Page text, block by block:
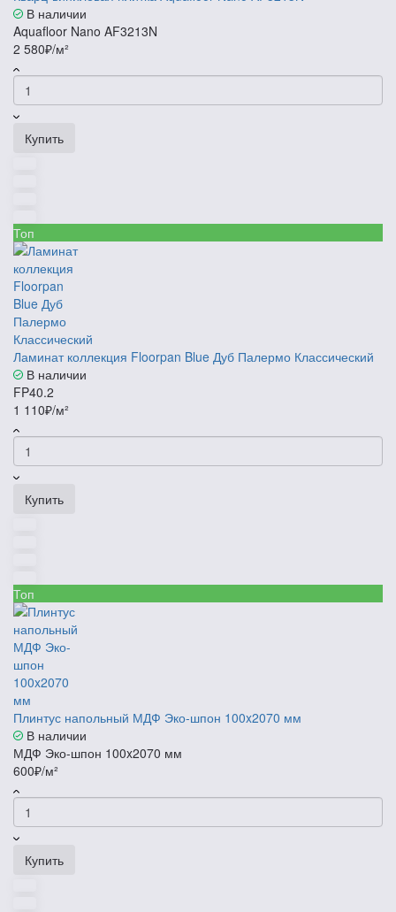
В наличии
Aquafloor Nano AF3213N
2 580₽/м²
Купить
Топ
Ламинат коллекция Floorpan Blue Дуб Палермо Классический
В наличии
FP40.2
1 110₽/м²
Купить
Топ
Плинтус напольный МДФ Эко-шпон 100x2070 мм
В наличии
МДФ Эко-шпон 100x2070 мм
600₽/м²
Купить